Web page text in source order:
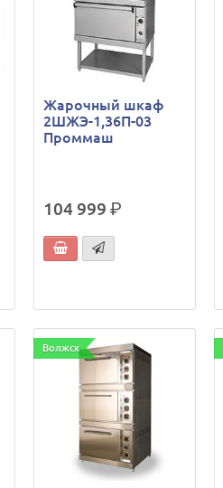
Жарочный шкаф
2ШЖЭ-1,36П-03
Проммаш
104 999 р.
Волжск